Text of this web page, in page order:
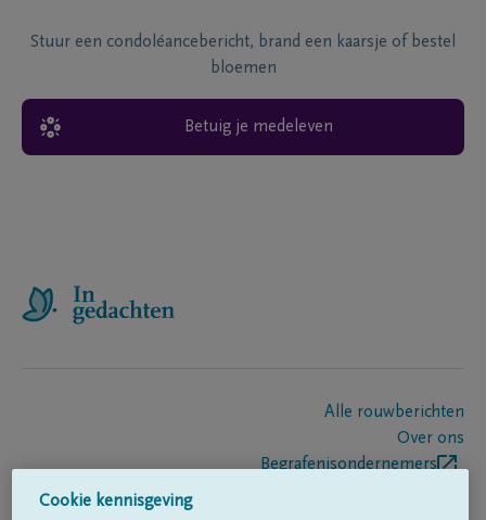
Stuur een condoléancebericht, brand een kaarsje of bestel
bloemen
Betuig je medeleven
Alle rouwberichten
Over ons
Begrafenisondernemers
Cookie kennisgeving